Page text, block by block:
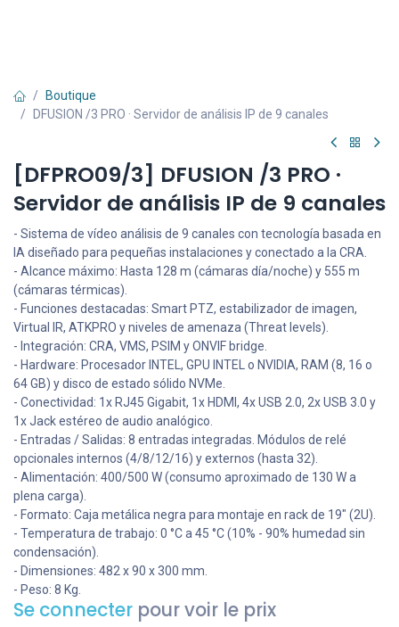
Boutique
DFUSION /3 PRO · Servidor de análisis IP de 9 canales
[DFPRO09/3] DFUSION /3 PRO ·
Servidor de análisis IP de 9 canales
- Sistema de vídeo análisis de 9 canales con tecnología basada en
IA diseñado para pequeñas instalaciones y conectado a la CRA.
- Alcance máximo: Hasta 128 m (cámaras día/noche) y 555 m
(cámaras térmicas).
- Funciones destacadas: Smart PTZ, estabilizador de imagen,
Virtual IR, ATKPRO y niveles de amenaza (Threat levels).
- Integración: CRA, VMS, PSIM y ONVIF bridge.
- Hardware: Procesador INTEL, GPU INTEL o NVIDIA, RAM (8, 16 o
64 GB) y disco de estado sólido NVMe.
- Conectividad: 1x RJ45 Gigabit, 1x HDMI, 4x USB 2.0, 2x USB 3.0 y
1x Jack estéreo de audio analógico.
- Entradas / Salidas: 8 entradas integradas. Módulos de relé
opcionales internos (4/8/12/16) y externos (hasta 32).
- Alimentación: 400/500 W (consumo aproximado de 130 W a
plena carga).
- Formato: Caja metálica negra para montaje en rack de 19" (2U).
- Temperatura de trabajo: 0 °C a 45 °C (10% - 90% humedad sin
condensación).
- Dimensiones: 482 x 90 x 300 mm.
- Peso: 8 Kg.
Se connecter pour voir le prix